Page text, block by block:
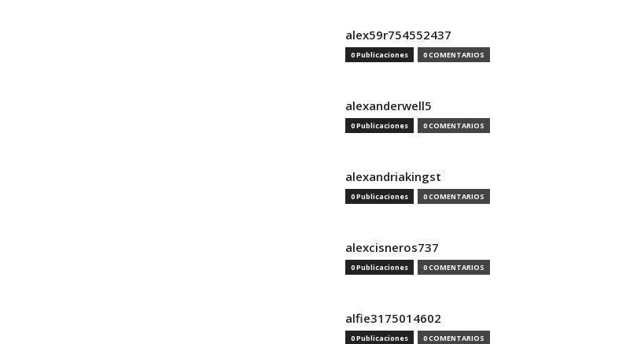
alex59r754552437
0 Publicaciones 0 COMENTARIOS
alexanderwell5
0 Publicaciones 0 COMENTARIOS
alexandriakingst
0 Publicaciones 0 COMENTARIOS
alexcisneros737
0 Publicaciones 0 COMENTARIOS
alfie3175014602
0 Publicaciones 0 COMENTARIOS